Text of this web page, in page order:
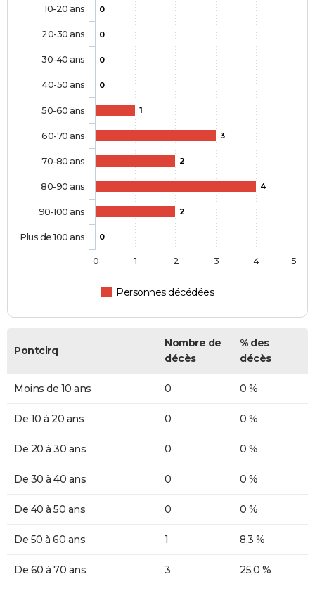
0
0
0
0
1
3
2
4
2
0
Personnes décédées
10-20 ans
20-30 ans
30-40 ans
40-50 ans
50-60 ans
60-70 ans
70-80 ans
80-90 ans
90-100 ans
Plus de 100 ans
0 1 2 3 4 5
Pontcirq
Nombre de
décès
% des
décès
Moins de 10 ans 0 0 %
De 10 à 20 ans 0 0 %
De 20 à 30 ans 0 0 %
De 30 à 40 ans 0 0 %
De 40 à 50 ans 0 0 %
De 50 à 60 ans 1 8,3 %
De 60 à 70 ans 3 25,0 %